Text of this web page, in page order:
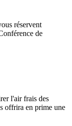
réservent
de
l'air frais des
offrira en prime une